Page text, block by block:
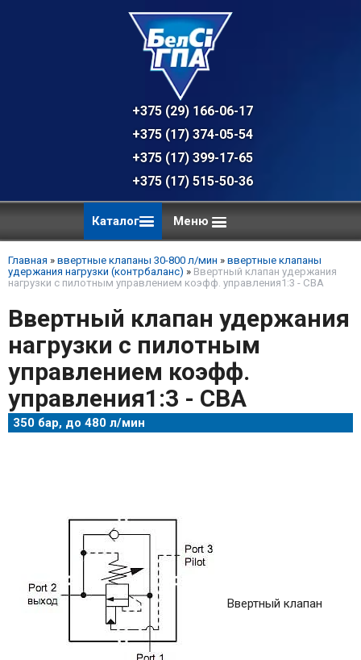
+375 (29) 166-06-17 - техническая
+375 (17) 374-05-54 - общий отдел,
+375 (17) 399-17-65
+375 (17) 515-50-36
Каталог Меню
Главная » ввертные клапаны 30-800 л/мин » ввертные клапаны
удержания нагрузки (контрбаланс) » Ввертный клапан удержания
нагрузки с пилотным управлением коэфф. управления1:3 - CBA
Ввертный клапан удержания
нагрузки с пилотным
управлением коэфф.
управления1:3 - CBA
350 бар, до 480 л/мин
Ввертный клапан